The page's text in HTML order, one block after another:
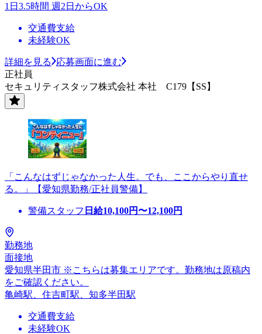
1日3.5時間 週2日からOK
交通費支給
未経験OK
詳細を見る
応募画面に進む
正社員
セキュリティスタッフ株式会社 本社 C179【SS】
「こんなはずじゃなかった人生。でも、ここからやり直せ
る。」【愛知県勤務/正社員警備】
警備スタッフ 日給10,100円〜12,100円
勤務地
面接地
愛知県半田市 ※こちらは募集エリアです。勤務地は原稿内
をご確認ください。
亀崎駅、住吉町駅、知多半田駅
交通費支給
未経験OK